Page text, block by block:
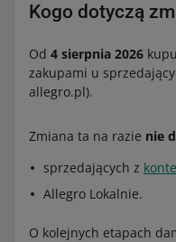
Kogo dotyczą
Od 4 sierpnia 2026
zakupami u
allegro.pl).
Zmiana ta na razie nie
sprzedających z
Allegro Lokalnie.
O kolejnych etapach